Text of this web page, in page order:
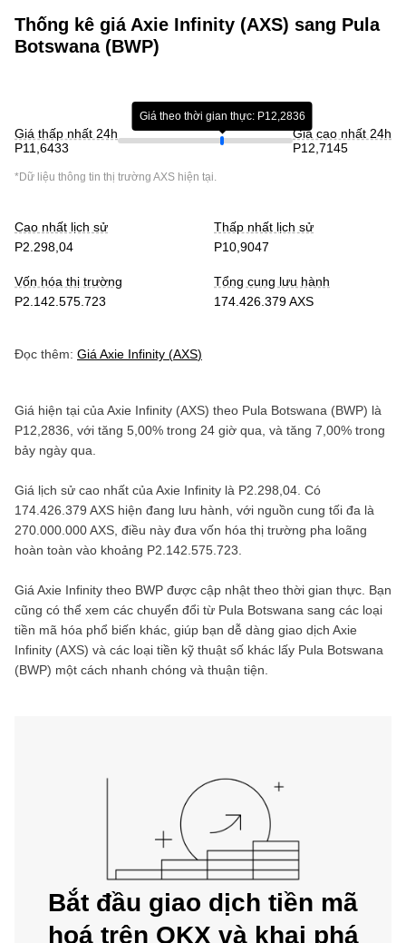
Thống kê giá Axie Infinity (AXS) sang Pula
Botswana (BWP)
Giá thấp nhất 24h
P11,6433
Giá theo thời gian thực: P12,2836
Giá cao nhất 24h
P12,7145
*Dữ liệu thông tin thị trường AXS hiện tại.
Cao nhất lịch sử
P2.298,04
Thấp nhất lịch sử
P10,9047
Vốn hóa thị trường
P2.142.575.723
Tổng cung lưu hành
174.426.379 AXS
Đọc thêm: Giá Axie Infinity (AXS)
Giá hiện tại của Axie Infinity (AXS) theo Pula Botswana (BWP) là
P12,2836 , với tăng 5,00% trong 24 giờ qua, và tăng 7,00% trong
bảy ngày qua.
Giá lịch sử cao nhất của Axie Infinity là P2.298,04 . Có
174.426.379 AXS hiện đang lưu hành, với nguồn cung tối đa là
270.000.000 AXS , điều này đưa vốn hóa thị trường pha loãng
hoàn toàn vào khoảng P2.142.575.723
Giá Axie Infinity theo BWP được cập nhật theo thời gian thực. Bạn
cũng có thể xem các chuyển đổi từ Pula Botswana sang các loại
tiền mã hóa phổ biến khác, giúp bạn dễ dàng giao dịch Axie
Infinity (AXS) và các loại tiền kỹ thuật số khác lấy Pula Botswana
(BWP) một cách nhanh chóng và thuận tiện.
Bắt đầu giao dịch tiền mã
hoá trên OKX và khai phá